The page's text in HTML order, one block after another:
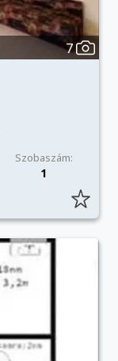
7
Szobaszám:
1